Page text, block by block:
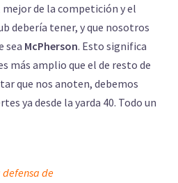
mejor de la competición y el
debería tener, y que nosotros
sea McPherson. Esto significa
más amplio que el de resto de
que nos anoten, debemos
ya desde la yarda 40. Todo un
defensa de